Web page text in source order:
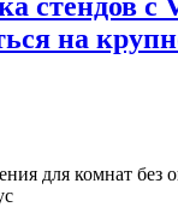
на
для комнат без